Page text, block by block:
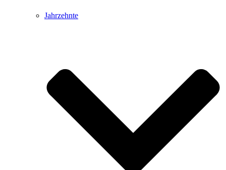
Jahrzehnte